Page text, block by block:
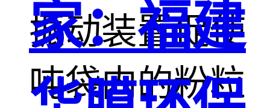
振动装置促使
吨袋内的粉粒
家：福建